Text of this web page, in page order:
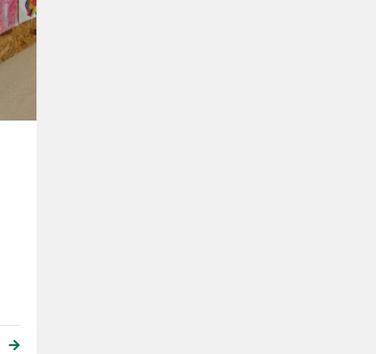
kūrybinių
darbų